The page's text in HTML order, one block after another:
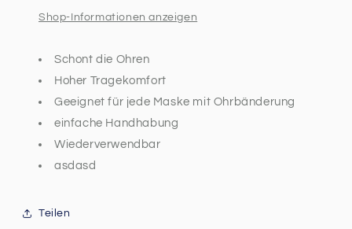
Shop-Informationen anzeigen
Schont die Ohren
Hoher Tragekomfort
Geeignet für jede Maske mit Ohrbänderung
einfache Handhabung
Wiederverwendbar
asdasd
Teilen